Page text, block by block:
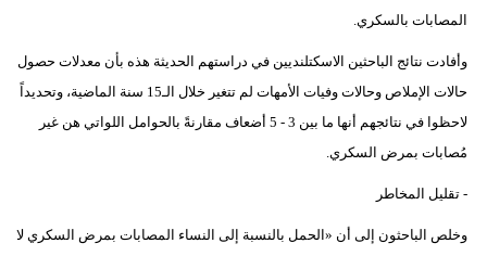
المصابات بالسكري.
وأفادت نتائج الباحثين الاسكتلنديين في دراستهم الحديثة هذه بأن معدلات حصول
حالات الإملاص وحالات وفيات الأمهات لم تتغير خلال الـ15 سنة الماضية، وتحديداً
لاحظوا في نتائجهم أنها ما بين 3 - 5 أضعاف مقارنةً بالحوامل اللواتي هن غير
مُصابات بمرض السكري.
- تقليل المخاطر
وخلص الباحثون إلى أن «الحمل بالنسبة إلى النساء المصابات بمرض السكري لا